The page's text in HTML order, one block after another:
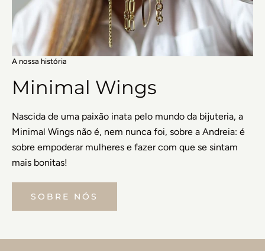
A nossa história
Minimal Wings
Nascida de uma paixão inata pelo mundo da bijuteria, a
Minimal Wings não é, nem nunca foi, sobre a Andreia: é
sobre empoderar mulheres e fazer com que se sintam
mais bonitas!
SOBRE NÓS